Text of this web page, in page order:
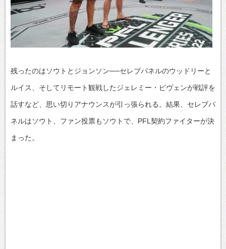
残ったのはソウトとジョンソン──セレブパネルのウッドリーと
ルイス、そしてリモート観戦したジェレミー・ピヴェンが戦評を
話すなど、思い切りアナウンスが引っ張られる。結果、セレブパ
ネルはソウト、ファン投票もソウトで、PFL契約ファイターが決
まった。